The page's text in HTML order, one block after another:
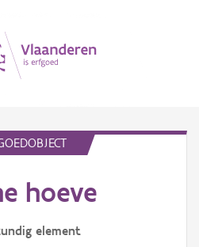
hoeve
element